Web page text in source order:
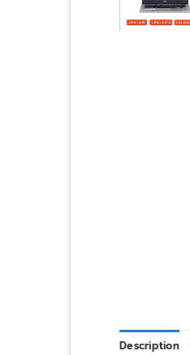
Description